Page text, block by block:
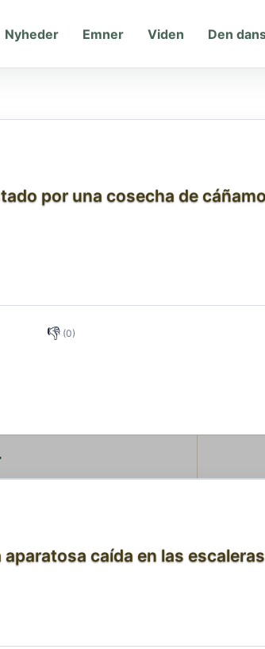
Nyheder Emner Viden Den
por una cosecha de
👎 (0)
caída en las